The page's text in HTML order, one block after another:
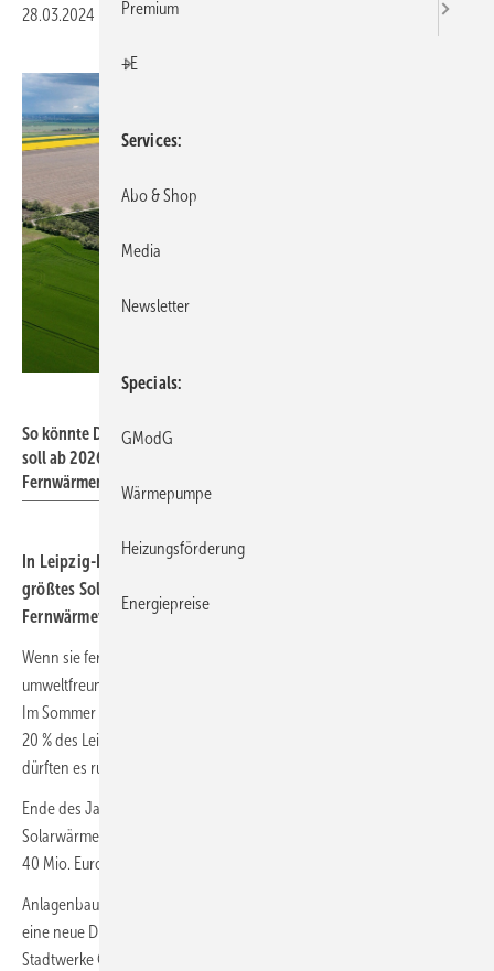
28.03.2024 Druckvorschau
So könnte Deutschlands größte Solarthermieanlage aussehen. Sie
soll ab 2026 umweltfreundliche Wärme in das Leipziger
Fernwärmenetz speisen.
In Leipzig-Lausen haben die Bauarbeiten für Deutschlands
größtes Solarwärmesystem begonnen. Es wird künftig die
Fernwärmeversorgung unterstützen.
Wenn sie fertig installiert ist, soll die Solarthermieanlage
umweltfreundliche Energie in das Leipziger Fernwärmenetz speisen.
Im Sommer wird sie den Projektbeteiligten zufolge täglich bis zu rund
20 % des Leipziger Wärmebedarfs decken, übers Jahr gesehen
dürften es rund 2 % sein.
Ende des Jahres 2025 soll die Anlage fertig sein und ab 2026
Solarwärme liefern. Die
40 Mio. Euro, 16 Mio. Euro davon werden gefördert.
Anlagenbauer
eine neue Dimension. Bei seinem bislang größten Vorhaben für die
Stadtwerke Greifswald liefert die Solarthermie eine Leistung von
Premium
+E
Services
Abo & Shop
Media
Newsletter
Specials
GModG
Wärmepumpe
Heizungsförderung
Energiepreise